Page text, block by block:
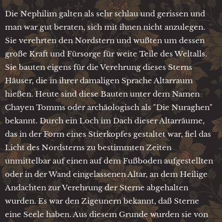
Die Nephilim galten als sehr schlau und gerissen und
man war gut beraten, sich mit ihnen nicht anzulegen.
Sie verehrten den Nordstern und wußten um dessen
große Kraft und Fürsorge für weite Teile des Weltalls.
Sie bauten eigens für die Verehrung dieses Sterns
Häuser, die in ihrer damaligen Sprache Altarraum
hießen. Heute sind diese Bauten unter dem Namen
Chayen Tomms oder archäologisch als "Die Nuraghen"
bekannt. Durch ein Loch im Dach dieser Altarräume,
das in der Form eines Stierkopfes gestaltet war, fiel das
Licht des Nordsterns zu bestimmten Zeiten
unmittelbar auf einen auf dem Fußboden aufgestellten
oder in der Wand eingelassenen Altar, an dem Heilige
Andachten zur Verehrung der Sterne abgehalten
wurden. Es war den Zigeunern bekannt, daß Sterne
eine Seele haben. Aus diesem Grunde wurden sie von